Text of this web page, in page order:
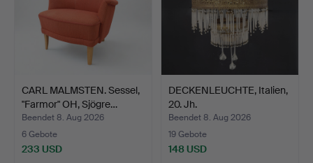
CARL MALMSTEN. Sessel,
"Farmor" OH, Sjögre…
Beendet 8. Aug 2026
6 Gebote
233 USD
DECKENLEUCHTE, Italien,
20. Jh.
Beendet 8. Aug 2026
19 Gebote
148 USD